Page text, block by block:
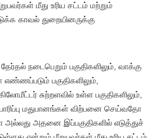
மீது உரிய சட்டம் மற்றும்
காவல் துறையினருக்கு
நடைபெறும் பகுதிகளிலும், வாக்கு
பகுதிகளிலும்,
சுற்றளவில் உள்ள பகுதிகளிலும்,
மதுபானங்கள் விற்பனை செய்வதோ
அல்லது அதனை இப்பகுதிகளில் எடுத்துச்